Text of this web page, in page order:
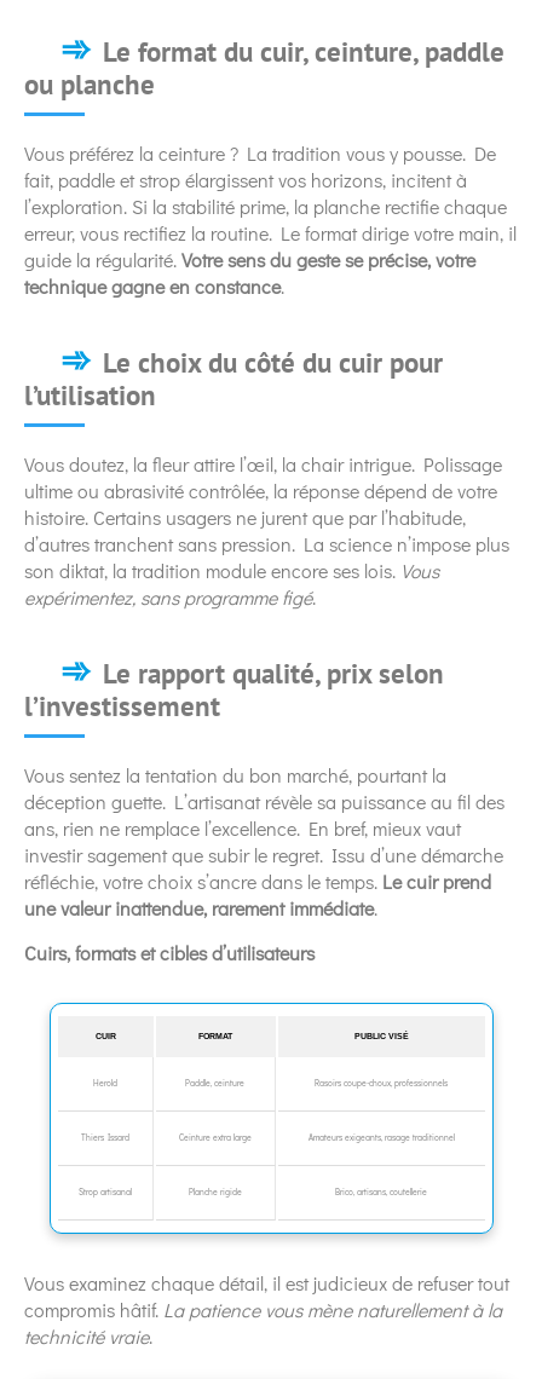
Le format du cuir, ceinture, paddle
ou planche
Vous préférez la ceinture ? La tradition vous y pousse. De
fait, paddle et strop élargissent vos horizons, incitent à
l’exploration. Si la stabilité prime, la planche rectifie chaque
erreur, vous rectifiez la routine. Le format dirige votre main, il
guide la régularité.Votre sens du geste se précise, votre
technique gagne en constance.
Le choix du côté du cuir pour
l’utilisation
Vous doutez, la fleur attire l’œil, la chair intrigue. Polissage
ultime ou abrasivité contrôlée, la réponse dépend de votre
histoire. Certains usagers ne jurent que par l’habitude,
d’autres tranchent sans pression. La science n’impose plus
son diktat, la tradition module encore ses lois. Vous
expérimentez, sans programme figé.
Le rapport qualité, prix selon
l’investissement
Vous sentez la tentation du bon marché, pourtant la
déception guette. L’artisanat révèle sa puissance au fil des
ans, rien ne remplace l’excellence. En bref, mieux vaut
investir sagement que subir le regret. Issu d’une démarche
réfléchie, votre choix s’ancre dans le temps. Le cuir prend
une valeur inattendue, rarement immédiate.
Cuirs, formats et cibles d’utilisateurs
CUIR FORMAT PUBLIC VISÉ
Herold Paddle, ceinture Rasoirs coupe-choux, professionnels
Thiers Issard Ceinture extra large Amateurs exigeants, rasage traditionnel
Strop artisanal Planche rigide Brico, artisans, coutellerie
Vous examinez chaque détail, il est judicieux de refuser tout
compromis hâtif. La patience vous mène naturellement à la
technicité vraie.